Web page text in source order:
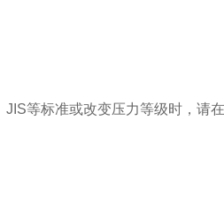
等标准或改变压力等级时，请